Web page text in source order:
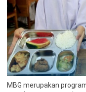
MBG merupakan